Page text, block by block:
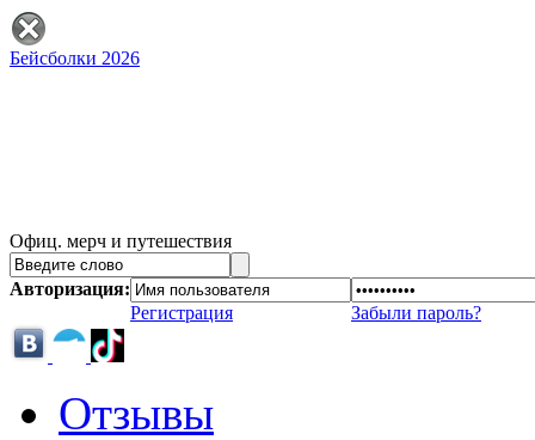
Бейсболки 2026
Офиц. мерч и путешествия
Авторизация:
Регистрация
Забыли пароль?
Отзывы